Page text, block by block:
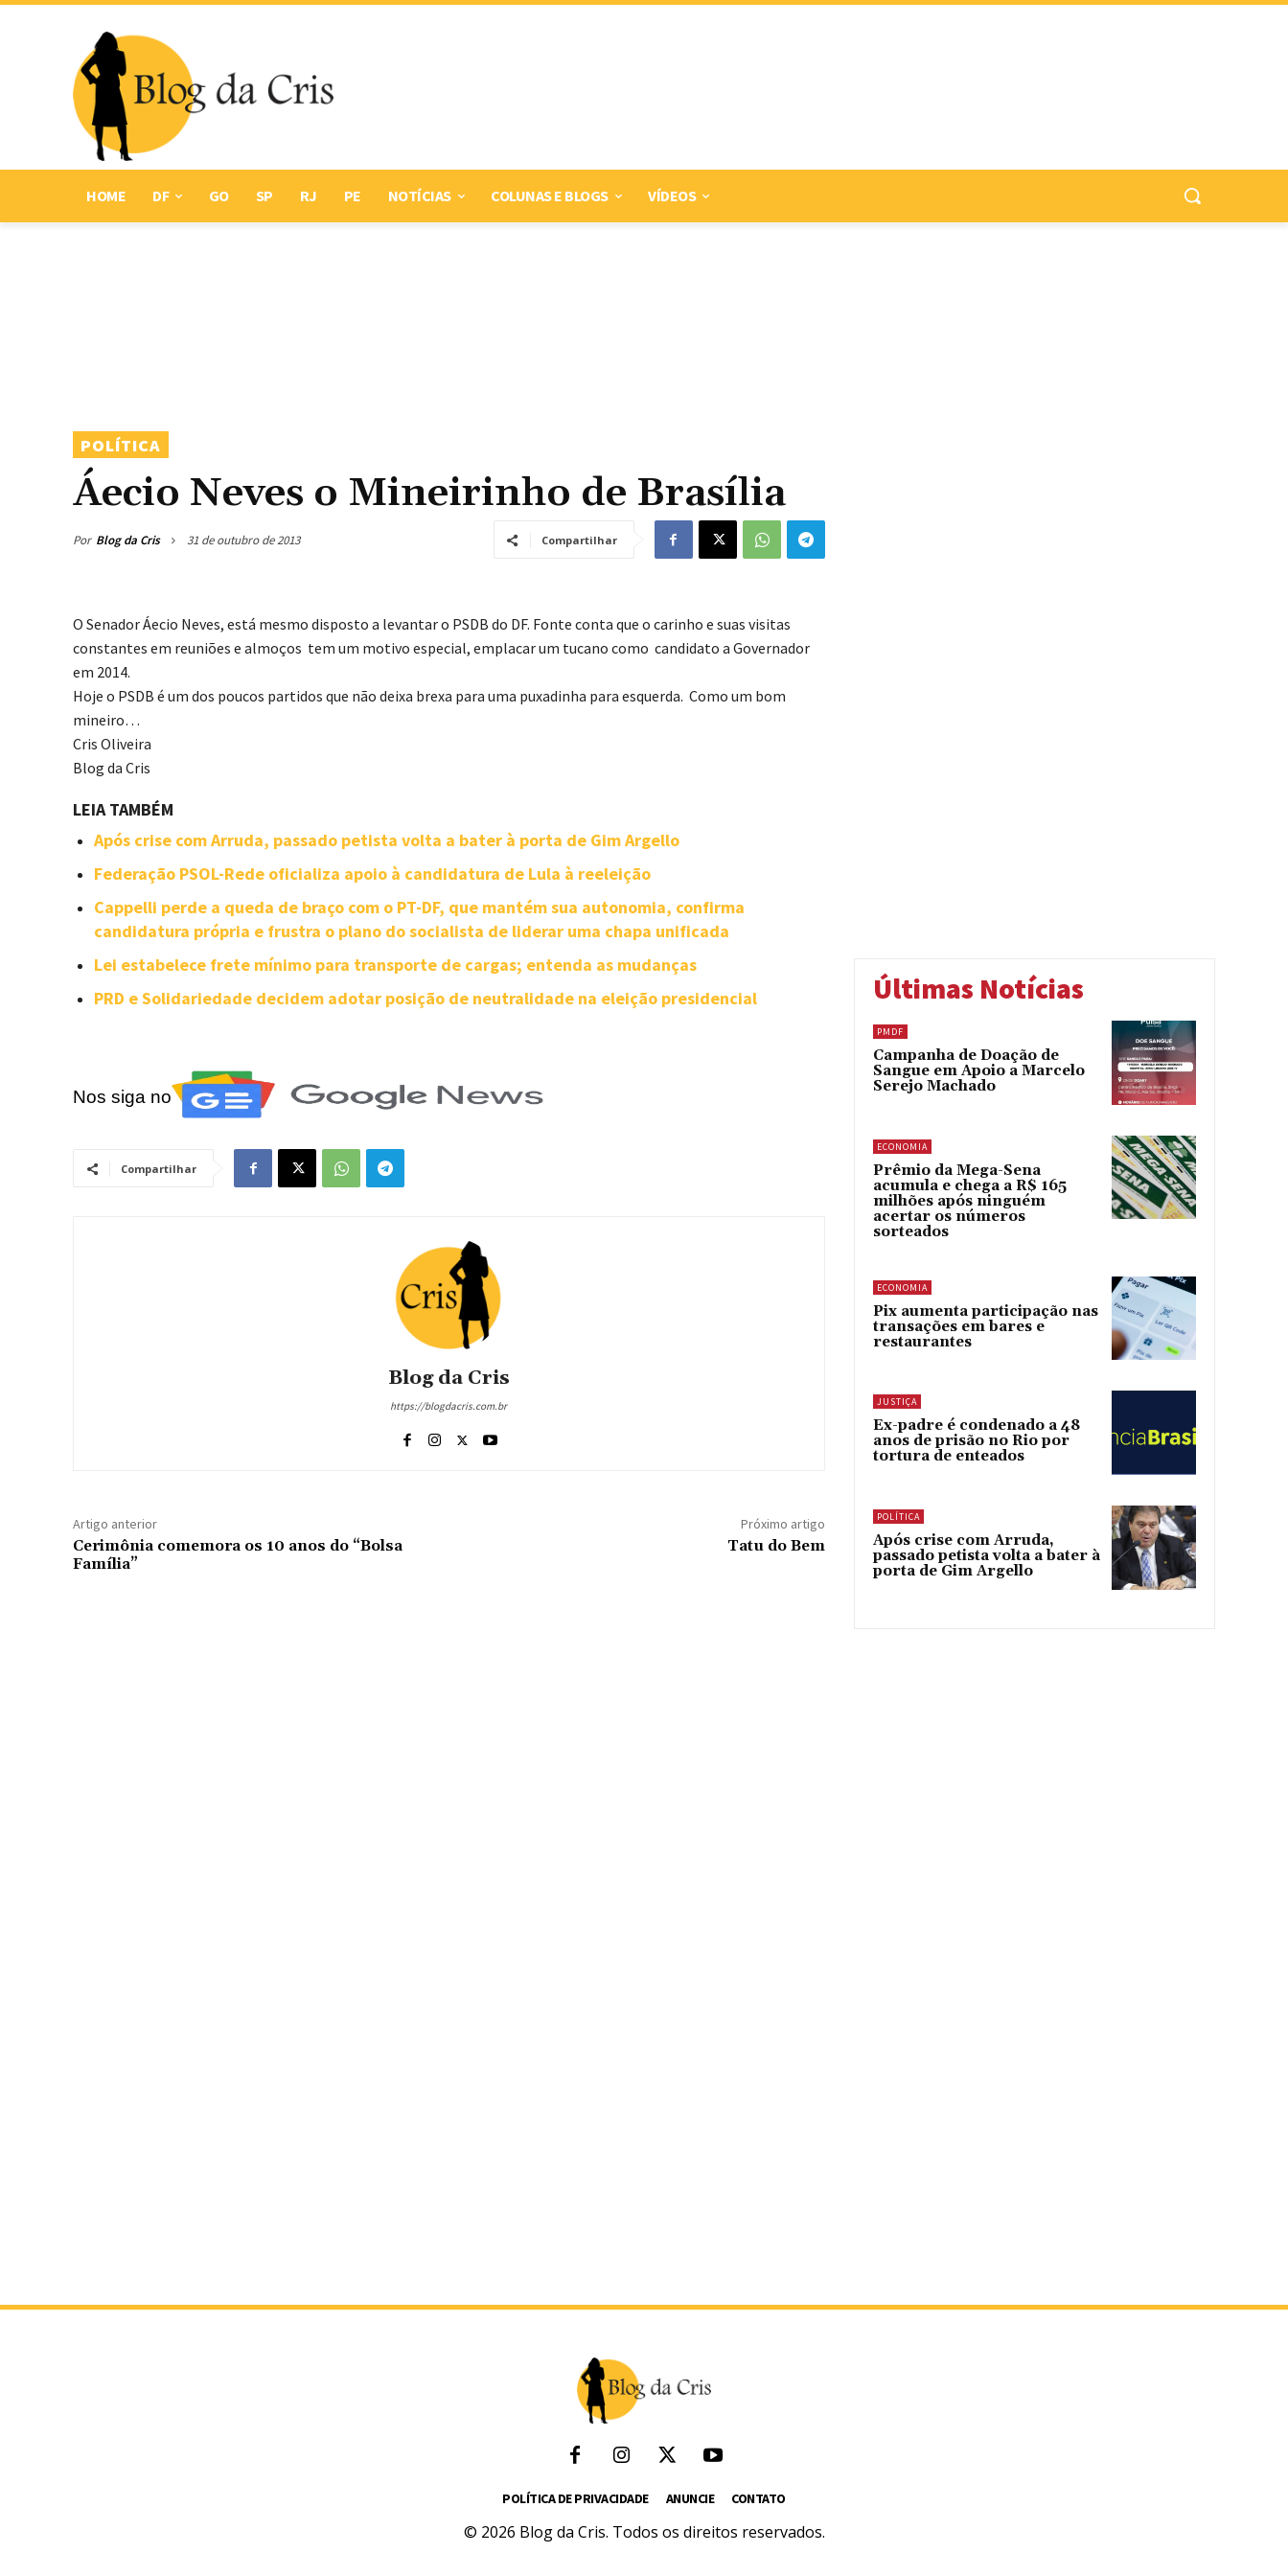
HOME DF GO SP RJ PE NOTÍCIAS COLUNAS E BLOGS VÍDEOS
POLÍTICA
Áecio Neves o Mineirinho de Brasília
Por Blog da Cris 31 de outubro de 2013 Compartilhar
O Senador Áecio Neves, está mesmo disposto a levantar o PSDB do DF. Fonte conta que o carinho e suas visitas
constantes em reuniões e almoços tem um motivo especial, emplacar um tucano como candidato a Governador
em 2014.
Hoje o PSDB é um dos poucos partidos que não deixa brexa para uma puxadinha para esquerda. Como um bom
mineiro…
Cris Oliveira
Blog da Cris
LEIA TAMBÉM
Após crise com Arruda, passado petista volta a bater à porta de Gim Argello
Federação PSOL-Rede oficializa apoio à candidatura de Lula à reeleição
Cappelli perde a queda de braço com o PT-DF, que mantém sua autonomia, confirma
candidatura própria e frustra o plano do socialista de liderar uma chapa unificada
Lei estabelece frete mínimo para transporte de cargas; entenda as mudanças
PRD e Solidariedade decidem adotar posição de neutralidade na eleição presidencial
Nos siga no
Compartilhar
Blog da Cris
https://blogdacris.com.br
Artigo anterior
Cerimônia comemora os 10 anos do “Bolsa
Família”
Próximo artigo
Tatu do Bem
Últimas Notícias
PMDF
Campanha de Doação de
Sangue em Apoio a Marcelo
Serejo Machado
ECONOMIA
Prêmio da Mega-Sena
acumula e chega a R$ 165
milhões após ninguém
acertar os números
sorteados
ECONOMIA
Pix aumenta participação nas
transações em bares e
restaurantes
JUSTIÇA
Ex-padre é condenado a 48
anos de prisão no Rio por
tortura de enteados
POLÍTICA
Após crise com Arruda,
passado petista volta a bater à
porta de Gim Argello
POLÍTICA DE PRIVACIDADE ANUNCIE CONTATO
© 2026 Blog da Cris. Todos os direitos reservados.